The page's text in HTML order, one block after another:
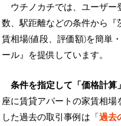
ウチノカチでは、ユーザ
数、駅距離などの条件から
賃相場(値段、評価額)を簡単
ール』を提供しています。
条件を指定して「価格計算
座に賃貸アパートの家賃相
した過去の取引事例は「過去